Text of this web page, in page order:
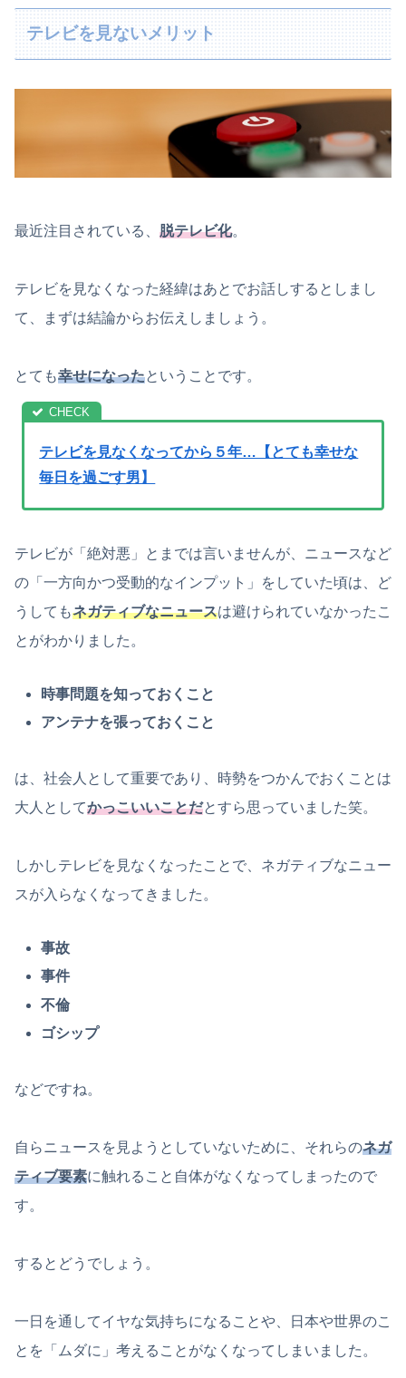
テレビを見ないメリット
最近注目されている、 脱テレビ化。
テレビを見なくなった経緯はあとでお話しするとしまし
て、まずは結論からお伝えしましょう。
とても幸せになったということです。
テレビを見なくなってから５年…【とても幸せな
毎日を過ごす男】
テレビが「絶対悪」とまでは言いませんが、ニュースなど
の「一方向かつ受動的なインプット」をしていた頃は、ど
うしてもネガティブなニュースは避けられていなかったこ
とがわかりました。
時事問題を知っておくこと
アンテナを張っておくこと
は、社会人として重要であり、時勢をつかんでおくことは
大人としてかっこいいことだとすら思っていました笑。
しかしテレビを見なくなったことで、ネガティブなニュー
スが入らなくなってきました。
事故
事件
不倫
ゴシップ
などですね。
自らニュースを見ようとしていないために、それらのネガ
ティブ要素に触れること自体がなくなってしまったので
す。
するとどうでしょう。
一日を通してイヤな気持ちになることや、日本や世界のこ
とを「ムダに」考えることがなくなってしまいました。